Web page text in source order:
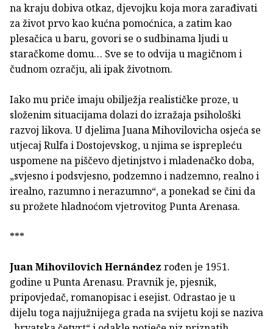
na kraju dobiva otkaz, djevojku koja mora zarađivati
za život prvo kao kućna pomoćnica, a zatim kao
plesačica u baru, govori se o sudbinama ljudi u
staračkome domu… Sve se to odvija u magičnom i
čudnom ozračju, ali ipak životnom.
Iako mu priče imaju obilježja realističke proze, u
složenim situacijama dolazi do izražaja psihološki
razvoj likova. U djelima Juana Mihovilovicha osjeća se
utjecaj Rulfa i Dostojevskog, u njima se isprepleću
uspomene na piščevo djetinjstvo i mladenačko doba,
„svjesno i podsvjesno, podzemno i nadzemno, realno i
irealno, razumno i nerazumno“, a ponekad se čini da
su prožete hladnoćom vjetrovitog Punta Arenasa.
***
Juan Mihovilovich Hernández rođen je 1951.
godine u Punta Arenasu. Pravnik je, pjesnik,
pripovjedač, romanopisac i esejist. Odrastao je u
dijelu toga najjužnijega grada na svijetu koji se naziva